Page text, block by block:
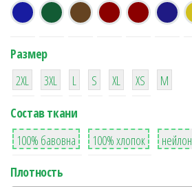
Размер
38
2XL
16
3XL
42
L
42
S
42
XL XS
М
Состав ткани
8
100% бавовна
36
100% хлопок
2
нейлон
Плотность